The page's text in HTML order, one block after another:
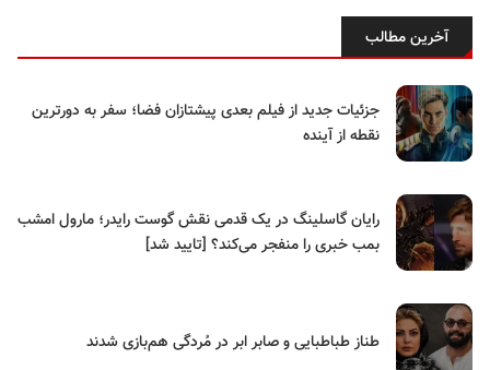
آخرین مطالب
جزئیات جدید از فیلم بعدی پیشتازان فضا؛ سفر به دورترین
نقطه از آینده
رایان گاسلینگ در یک قدمی نقش گوست رایدر؛ مارول امشب
بمب خبری را منفجر می‌کند؟ [تایید شد]
طناز طباطبایی و صابر ابر در مُردگی هم‌بازی شدند